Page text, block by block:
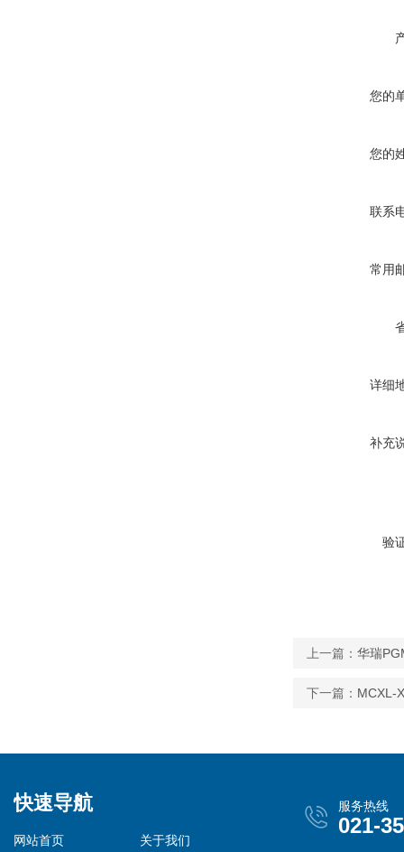
您的
您的
联系
常用
详细
补充
验
上一篇： 华瑞
下一篇： MCXL-
快速导航
网站首页
关于我们
服务热线
021-